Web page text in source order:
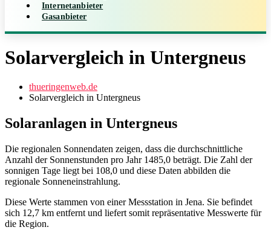
Internetanbieter
Gasanbieter
Solarvergleich in Untergneus
thueringenweb.de
Solarvergleich in Untergneus
Solaranlagen in Untergneus
Die regionalen Sonnendaten zeigen, dass die durchschnittliche
Anzahl der Sonnenstunden pro Jahr 1485,0 beträgt. Die Zahl der
sonnigen Tage liegt bei 108,0 und diese Daten abbilden die
regionale Sonneneinstrahlung.
Diese Werte stammen von einer Messstation in Jena. Sie befindet
sich 12,7 km entfernt und liefert somit repräsentative Messwerte für
die Region.